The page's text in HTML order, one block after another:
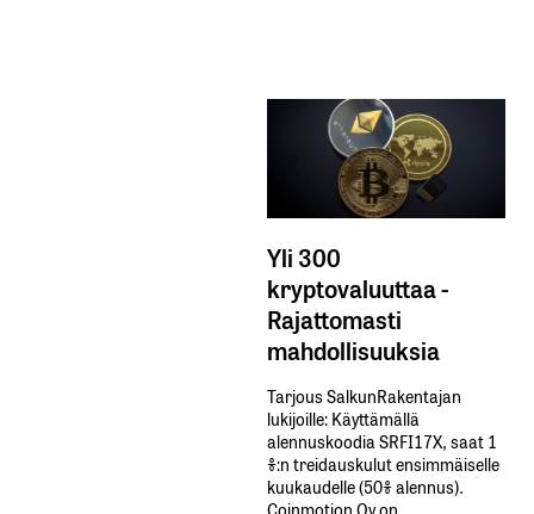
Yli 300
kryptovaluuttaa -
Rajattomasti
mahdollisuuksia
Tarjous SalkunRakentajan
lukijoille: Käyttämällä​ ​
alennuskoodia​ ​SRFI17X,​ ​saat​ ​1
%:n treidauskulut​ ​ensimmäiselle​ ​
kuukaudelle​ ​(50%​ ​alennus).
Coinmotion Oy on